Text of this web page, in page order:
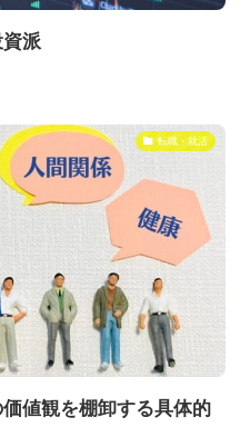
派
転職・就活
価値観を棚卸する具体的